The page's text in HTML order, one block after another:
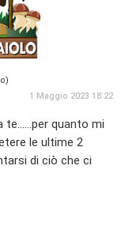
1 Maggio 2023 18:22
quanto mi
le ultime 2
di ciò che ci